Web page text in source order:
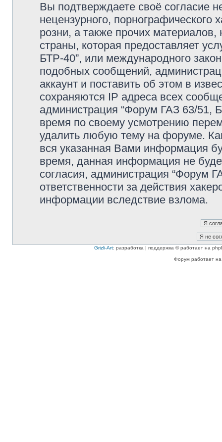
Вы подтверждаете своё согласие
нецензурного, порнографического
розни, а также прочих
страны, которая предоставляет
БТР-40”, или международного
подобных сообщений,
аккаунт и поставить об этом в
сохраняются IP адреса всех
администрация “Форум ГАЗ 63/51,
время по своему усмотрению
удалить любую тему на форуме.
вся указанная Вами информация
время, данная информация не
согласия, администрация “Форум
ответственности за действия
информации вследствие взлома.
Grizli-Art: разработка | поддержка © работает на
Форум работает